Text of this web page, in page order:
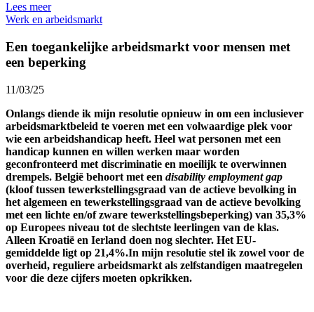
Lees meer
Werk en arbeidsmarkt
Een toegankelijke arbeidsmarkt voor mensen met
een beperking
11/03/25
Onlangs diende ik mijn resolutie opnieuw in om een inclusiever
arbeidsmarktbeleid te voeren met een volwaardige plek voor
wie een arbeidshandicap heeft. Heel wat personen met een
handicap kunnen en willen werken maar worden
geconfronteerd met discriminatie en moeilijk te overwinnen
drempels. België behoort met een disability employment gap
(kloof tussen tewerkstellingsgraad van de actieve bevolking in
het algemeen en tewerkstellingsgraad van de actieve bevolking
met een lichte en/of zware tewerkstellingsbeperking) van 35,3%
op Europees niveau tot de slechtste leerlingen van de klas.
Alleen Kroatië en Ierland doen nog slechter. Het EU-
gemiddelde ligt op 21,4%.In mijn resolutie stel ik zowel voor de
overheid, reguliere arbeidsmarkt als zelfstandigen maatregelen
voor die deze cijfers moeten opkrikken.